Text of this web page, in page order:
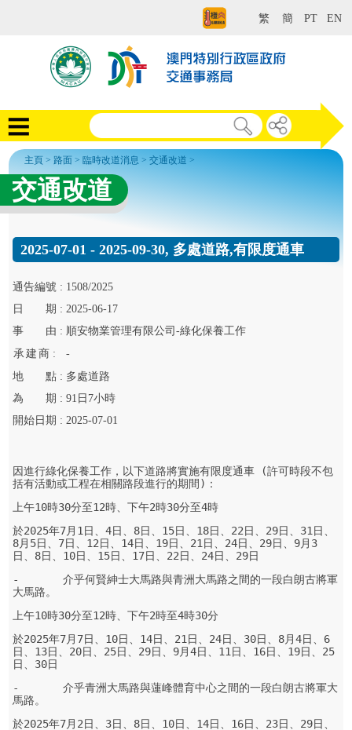
繁 簡 PT EN
主頁 >路面 > 臨時改道消息 >交通改道 >
交通改道
2025-07-01 - 2025-09-30, 多處道路,有限度通車
通告編號 : 1508/2025
日
期 :2025-06-17
事
由 : 順安物業管理有限公司-綠化保養工作
承建 商 :
-
地
點 : 多處道路
為
期 :91 日 7小時
開始 日期 :2025-07-01
因進行綠化保養工作，以下道路將實施有限度通車 (許可時段不包
括有活動或工程在相關路段進行的期間)：
上午10時30分至12時、下午2時30分至4時
於2025年7月1日、4日、8日、15日、18日、22日、29日、31日、
8月5日、7日、12日、14日、19日、21日、24日、29日、9月3
日、8日、10日、15日、17日、22日、24日、29日
-	介乎何賢紳士大馬路與青洲大馬路之間的一段白朗古將軍
大馬路。
上午10時30分至12時、下午2時至4時30分
於2025年7月7日、10日、14日、21日、24日、30日、8月4日、6
日、13日、20日、25日、29日、9月4日、11日、16日、19日、25
日、30日
-	介乎青洲大馬路與蓮峰體育中心之間的一段白朗古將軍大
馬路。
於2025年7月2日、3日、8日、10日、14日、16日、23日、29日、